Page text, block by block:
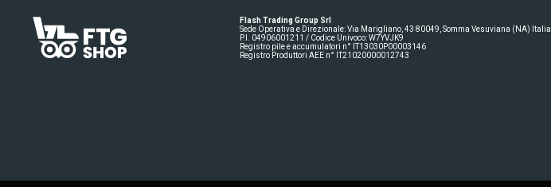
Flash Trading Group Srl
Sede Operativa e Direzionale: Via Marigliano, 43 80049, Somma Vesuviana (NA) Italia
P.I. 04906001211 / Codice Univoco: W7YVJK9
Registro pile e accumulatori n° IT13030P00003146
Registro Produttori AEE n° IT21020000012743